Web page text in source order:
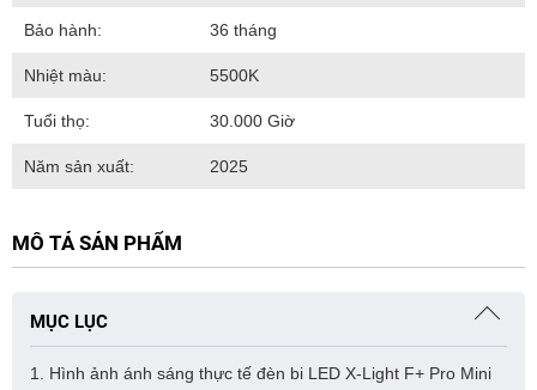
Bảo hành: 36 tháng
Nhiệt màu: 5500K
Tuổi thọ: 30.000 Giờ
Năm sản xuất: 2025
MÔ TẢ SẢN PHẨM
MỤC LỤC
1. Hình ảnh ánh sáng thực tế đèn bi LED X-Light F+ Pro Mini